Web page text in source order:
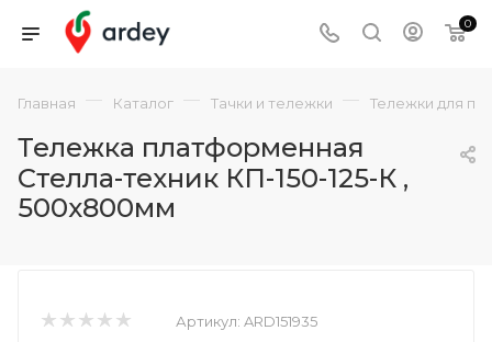
0
Главная — Каталог — Тачки и тележки — Тележки для
Тележка платформенная
Стелла-техник КП-150-125-К ,
500х800мм
Артикул: ARD151935